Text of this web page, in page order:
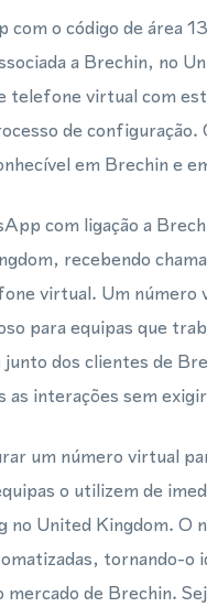
o código de área
a Brechin, no
virtual com
de configuração.
em Brechin e
com ligação a
recebendo
virtual. Um
para equipas que
dos clientes de
as interações sem
um número virtual
o utilizem de
no United Kingdom.
tornando-o
mercado de Brechin.